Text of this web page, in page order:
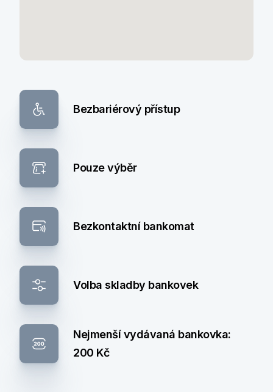
Bezbariérový přístup
Pouze výběr
Bezkontaktní bankomat
Volba skladby bankovek
Nejmenší vydávaná bankovka:
200 Kč